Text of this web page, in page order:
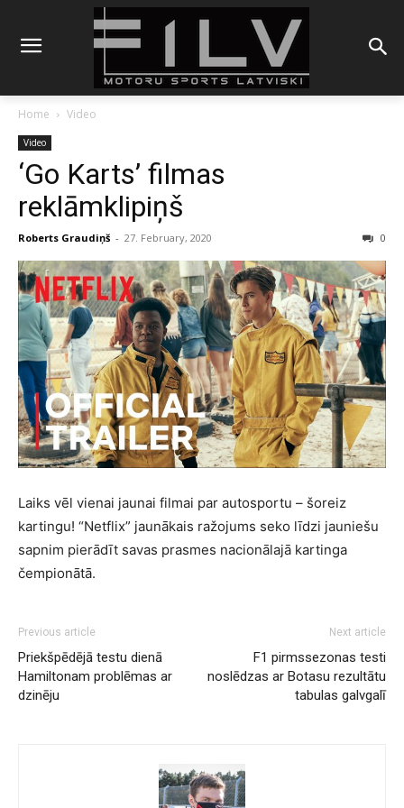
Home Video
Video
‘Go Karts’ filmas
reklāmklipiņš
Roberts Graudiņš - 27. February, 2020 0
Laiks vēl vienai jaunai filmai par autosportu – šoreiz
kartingu! “Netflix” jaunākais ražojums seko līdzi jauniešu
sapnim pierādīt savas prasmes nacionālajā kartinga
čempionātā.
Previous article
Priekšpēdējā testu dienā
Hamiltonam problēmas ar
dzinēju
Next article
F1 pirmssezonas testi
noslēdzas ar Botasu rezultātu
tabulas galvgalī